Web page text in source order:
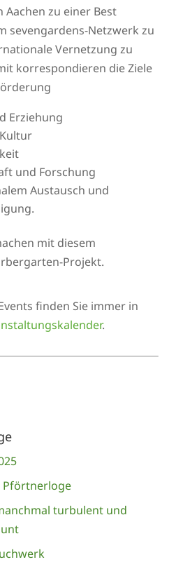
Aachen zu einer Best
sevengardens-Netzwerk zu
Vernetzung zu
korrespondieren die Ziele
Erziehung
und Forschung
Austausch und
mit diesem
Projekt.
finden Sie immer in
.
Pförtnerloge
turbulent und